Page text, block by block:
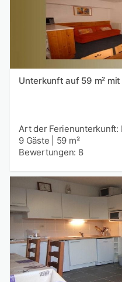
Unterkunft auf 59 m² mit
Art der Ferienunterkunft:
9 Gäste
59 m²
Bewertungen: 8